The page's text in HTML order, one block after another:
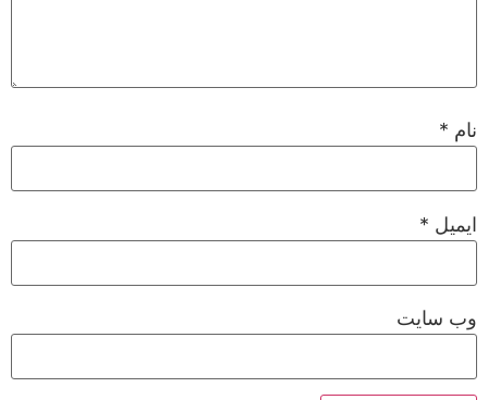
نام *
ایمیل *
وب‌ سایت